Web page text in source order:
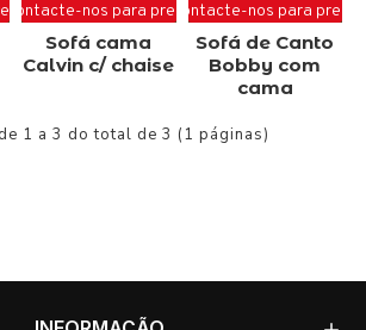
Contacte-nos para preço
Sofá cama
Calvin c/ chaise
Contacte-nos para preço
Sofá de Canto
Bobby com
cama
1 a 3 do total de 3 (1 páginas)